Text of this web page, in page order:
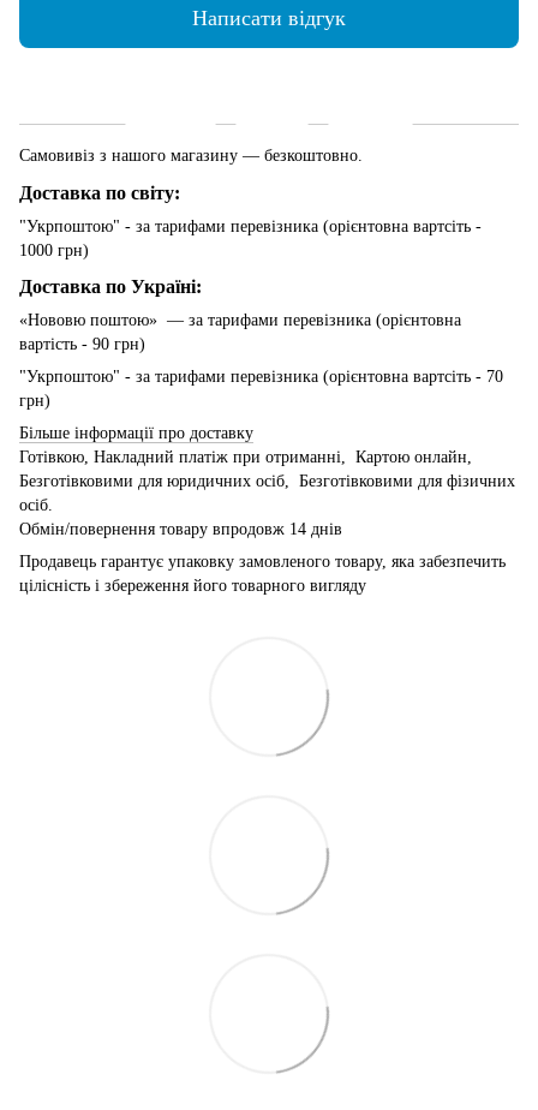
Написати відгук
Самовивіз з нашого магазину — безкоштовно.
Доставка по світу:
"Укрпоштою" - за тарифами перевізника (орієнтовна вартсіть -
1000 грн)
Доставка по Україні:
«Нововю поштою» — за тарифами перевізника (орієнтовна
вартість - 90 грн)
"Укрпоштою" - за тарифами перевізника (орієнтовна вартсіть - 70
грн)
Більше інформації про доставку
Готівкою, Накладний платіж при отриманні, Картою онлайн,
Безготівковими для юридичних осіб, Безготівковими для фізичних
осіб.
Обмін/повернення товару впродовж 14 днів
Продавець гарантує упаковку замовленого товару, яка забезпечить
цілісність і збереження його товарного вигляду